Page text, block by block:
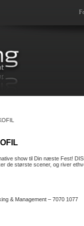
show til Din næste Fest!
de største scener, og river
& Management – 7070 1077